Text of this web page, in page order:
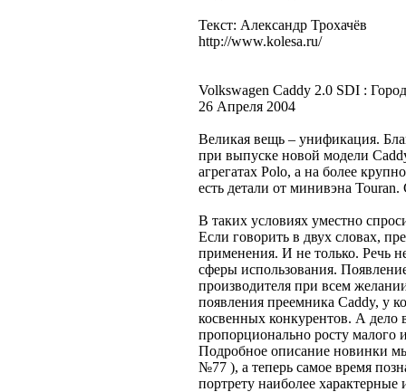
Текст: Александр Трохачёв
http://www.kolesa.ru/
Volkswagen Caddy 2.0 SDI :
26 Апреля 2004
Великая вещь – унификация.
при выпуске новой модели
агрегатах Polo, а на более
есть детали от минивэна
В таких условиях уместно
Если говорить в двух словах,
применения. И не только. Речь
сферы использования.
производителя при всем
появления преемника Caddy, у
косвенных конкурентов. А
пропорционально росту малого
Подробное описание новинки
№77 ), а теперь самое время
портрету наиболее